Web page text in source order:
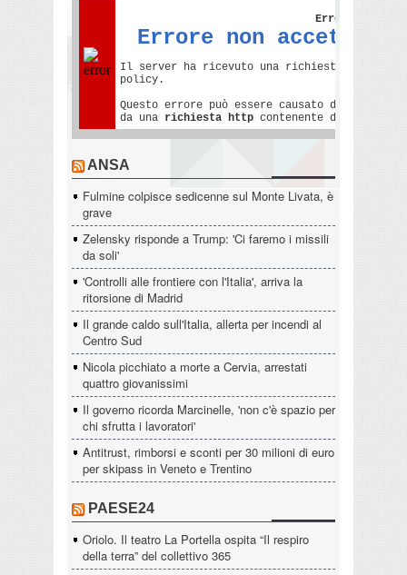
ANSA
Fulmine colpisce sedicenne sul Monte Livata, è
grave
Zelensky risponde a Trump: 'Ci faremo i missili
da soli'
'Controlli alle frontiere con l'Italia', arriva la
ritorsione di Madrid
Il grande caldo sull'Italia, allerta per incendi al
Centro Sud
Nicola picchiato a morte a Cervia, arrestati
quattro giovanissimi
Il governo ricorda Marcinelle, 'non c'è spazio per
chi sfrutta i lavoratori'
Antitrust, rimborsi e sconti per 30 milioni di euro
per skipass in Veneto e Trentino
PAESE24
Oriolo. Il teatro La Portella ospita “Il respiro
della terra” del collettivo 365